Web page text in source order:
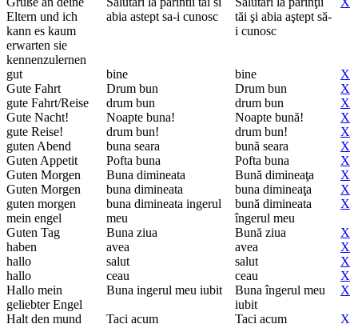
Eltern und ich
kann es kaum
erwarten sie
kennenzulernen
abia astept sa-i cunosc
tăi şi abia aştept să-
i cunosc
gut bine bine
X
Gute Fahrt
Drum bun Drum bun
X
gute Fahrt/Reise
drum bun drum bun
X
Gute Nacht!
Noapte buna! Noapte bună!
X
gute Reise!
drum bun! drum bun!
X
guten Abend
buna seara bună seara
X
Guten Appetit
Pofta buna Pofta buna
X
Guten Morgen
Buna dimineata Bună dimineaţa
X
Guten Morgen
buna dimineata buna dimineaţa
X
guten morgen
mein engel
buna dimineata ingerul
meu
bună dimineata
îngerul meu
X
Guten Tag Buna ziua Bună ziua
X
haben
avea avea
X
hallo
salut salut
X
hallo
ceau ceau
X
Hallo mein
geliebter Engel
Buna ingerul meu iubit
Buna îngerul meu
iubit
X
Halt den mund
Taci acum Taci acum X